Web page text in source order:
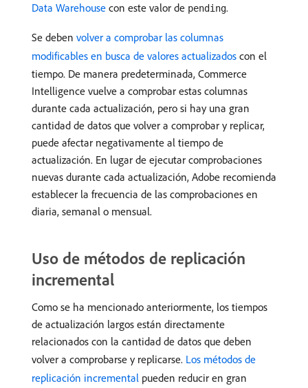
Data Warehouse con este valor de pending.
Se deben volver a comprobar las columnas
modificables en busca de valores actualizados con el
tiempo. De manera predeterminada, Commerce
Intelligence vuelve a comprobar estas columnas
durante cada actualización, pero si hay una gran
cantidad de datos que volver a comprobar y replicar,
puede afectar negativamente al tiempo de
actualización. En lugar de ejecutar comprobaciones
nuevas durante cada actualización, Adobe recomienda
establecer la frecuencia de las comprobaciones en
diaria, semanal o mensual.
Uso de métodos de replicación
incremental
Como se ha mencionado anteriormente, los tiempos
de actualización largos están directamente
relacionados con la cantidad de datos que deben
volver a comprobarse y replicarse. Los métodos de
replicación incremental pueden reducir en gran